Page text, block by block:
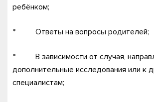
ребёнком;
* Ответы на вопросы родителей;
* В зависимости от случая,
дополнительные исследования или к
специалистам;